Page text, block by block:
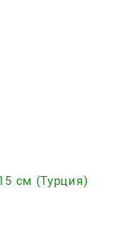
см (Турция)